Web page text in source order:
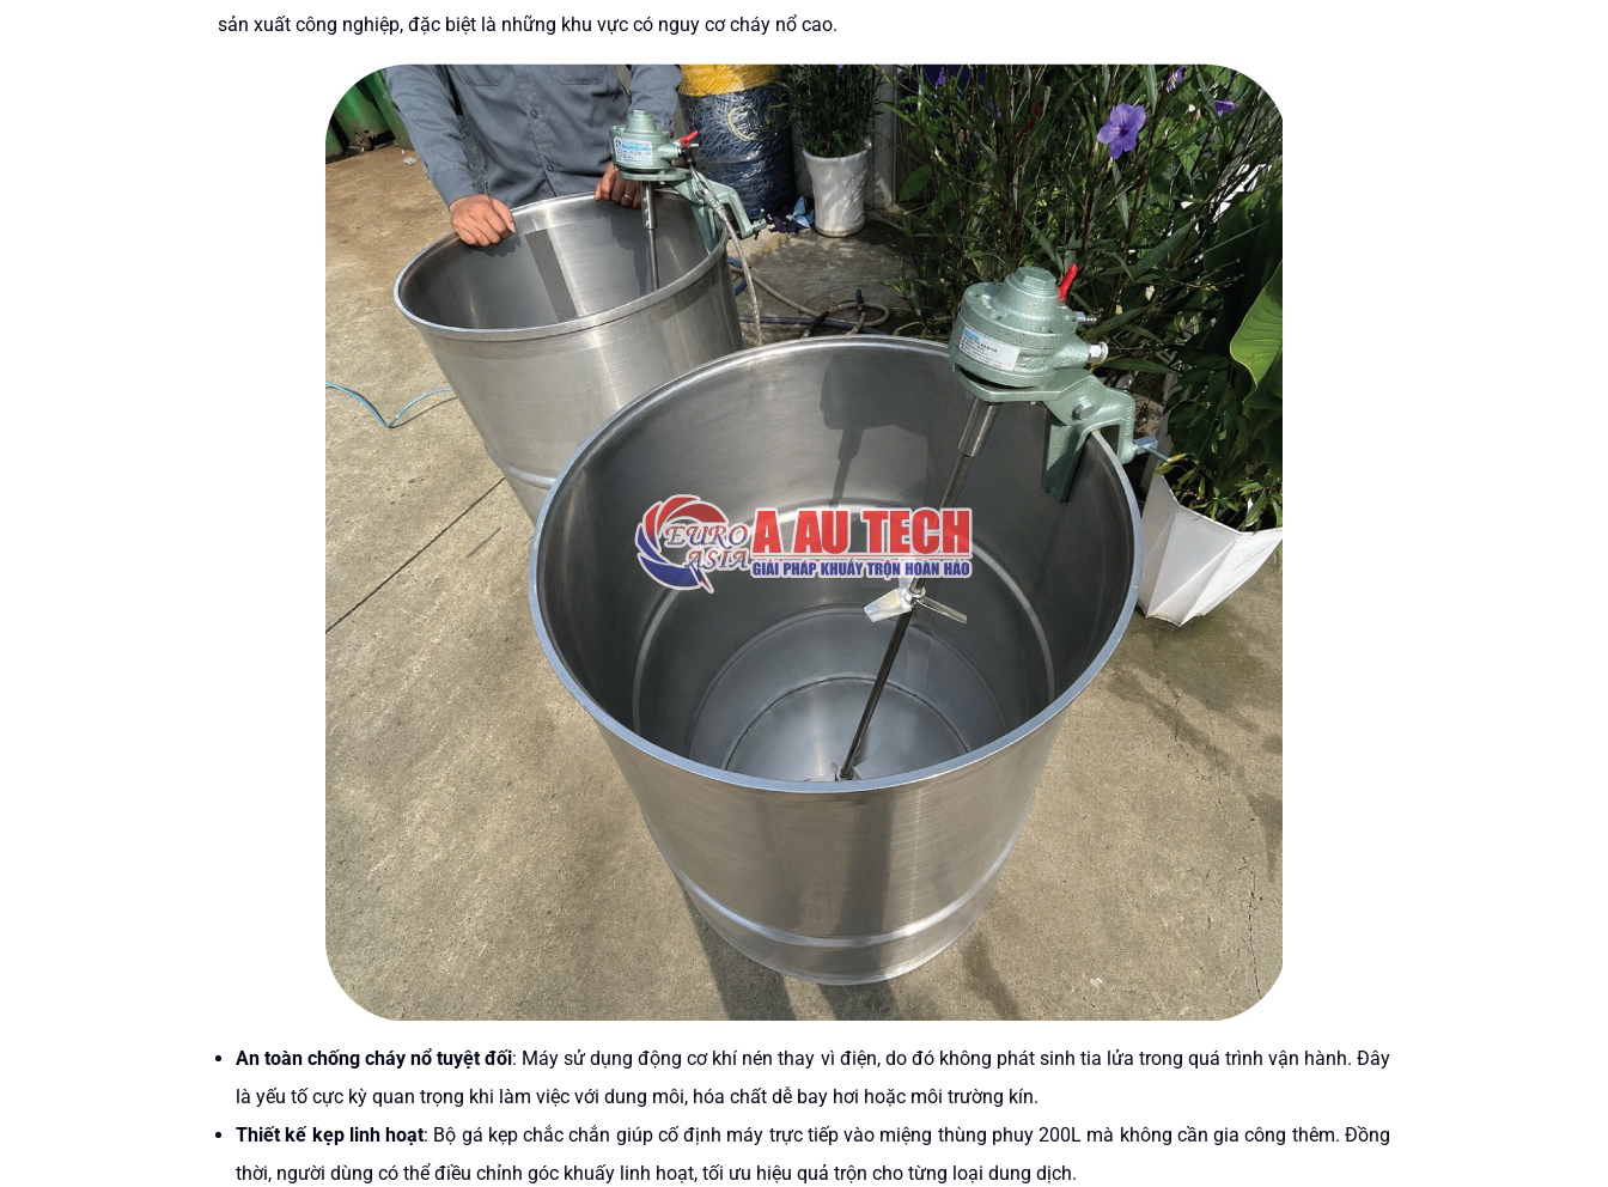
sản xuất công nghiệp, đặc biệt là những khu vực có nguy cơ cháy nổ cao.
An toàn chống cháy nổ tuyệt đối: Máy sử dụng động cơ khí nén thay vì điện, do đó không phát sinh tia lửa trong quá trình vận hành. Đây
là yếu tố cực kỳ quan trọng khi làm việc với dung môi, hóa chất dễ bay hơi hoặc môi trường kín.
Thiết kế kẹp linh hoạt: Bộ gá kẹp chắc chắn giúp cố định máy trực tiếp vào miệng thùng phuy 200L mà không cần gia công thêm. Đồng
thời, người dùng có thể điều chỉnh góc khuấy linh hoạt, tối ưu hiệu quả trộn cho từng loại dung dịch.